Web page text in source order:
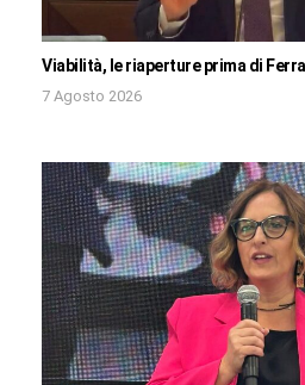
Viabilità, le riaperture prima di
7 Agosto 2026